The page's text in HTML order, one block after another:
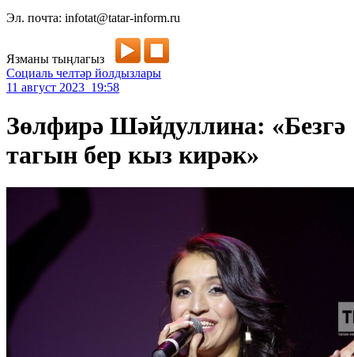
Эл. почта: infotat@tatar-inform.ru
Язманы тыңлагыз
Социаль челтәр йолдызлары
11 август 2023 19:58
Зөлфирә Шәйдуллина: «Безгә
тагын бер кыз кирәк»